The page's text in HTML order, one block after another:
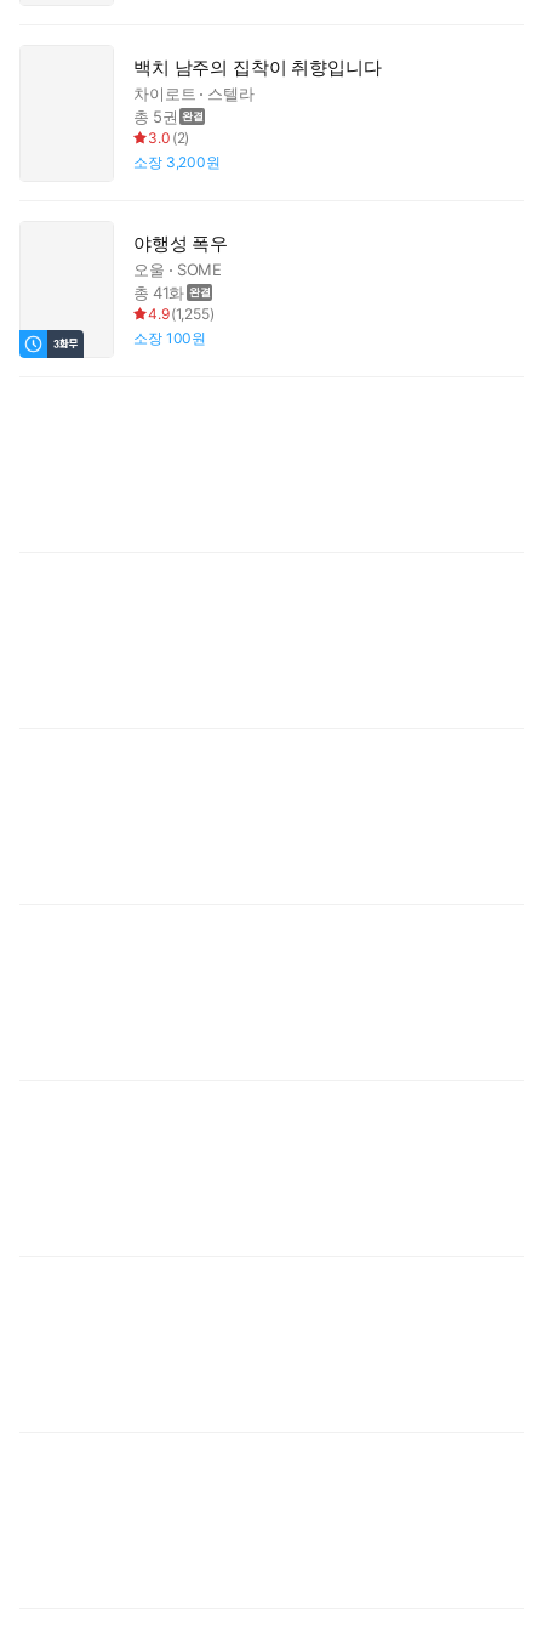
백치 남주의 집착이 취향입니다
차이로트
스텔라
총 5권
3.0 (2)
소장 3,200원
야행성 폭우
오울
SOME
총 41화
4.9(1,255)
소장 100원